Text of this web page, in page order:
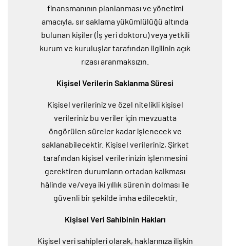
finansmanının planlanması ve yönetimi
amacıyla, sır saklama yükümlülüğü altında
bulunan kişiler (İş yeri doktoru) veya yetkili
kurum ve kuruluşlar tarafından ilgilinin açık
rızası aranmaksızın.
Kişisel Verilerin Saklanma Süresi
Kişisel verileriniz ve özel nitelikli kişisel
verileriniz bu veriler için mevzuatta
öngörülen süreler kadar işlenecek ve
saklanabilecektir. Kişisel verileriniz, Şirket
tarafından kişisel verilerinizin işlenmesini
gerektiren durumların ortadan kalkması
hâlinde ve/veya iki yıllık sürenin dolması ile
güvenli bir şekilde imha edilecektir.
Kişisel Veri Sahibinin Hakları
Kişisel veri sahipleri olarak, haklarınıza ilişkin